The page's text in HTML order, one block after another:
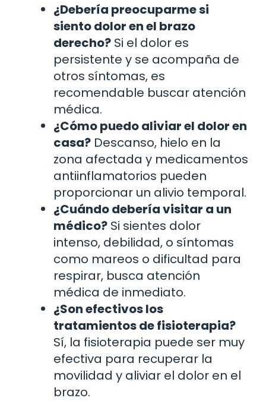
¿Debería preocuparme si
siento dolor en el brazo
derecho? Si el dolor es
persistente y se acompaña de
otros síntomas, es
recomendable buscar atención
médica.
¿Cómo puedo aliviar el dolor en
casa? Descanso, hielo en la
zona afectada y medicamentos
antiinflamatorios pueden
proporcionar un alivio temporal.
¿Cuándo debería visitar a un
médico? Si sientes dolor
intenso, debilidad, o síntomas
como mareos o dificultad para
respirar, busca atención
médica de inmediato.
¿Son efectivos los
tratamientos de fisioterapia?
Sí, la fisioterapia puede ser muy
efectiva para recuperar la
movilidad y aliviar el dolor en el
brazo.